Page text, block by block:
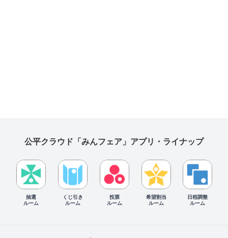
公平クラウド「みんフェア」アプリ・ライナップ
抽選
ルーム
くじ引き
ルーム
投票
ルーム
希望割当
ルーム
日程調整
ルーム